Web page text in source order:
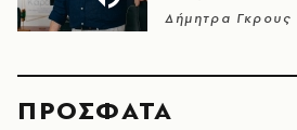
Δήμητρα Γκρους
ΠΡΟΣΦΑΤΑ